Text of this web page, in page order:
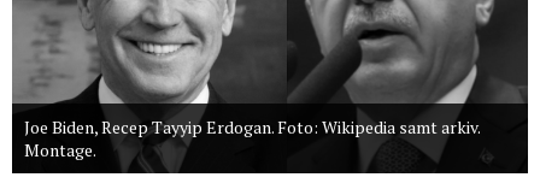
Joe Biden, Recep Tayyip Erdogan. Foto: Wikipedia samt arkiv.
Montage.